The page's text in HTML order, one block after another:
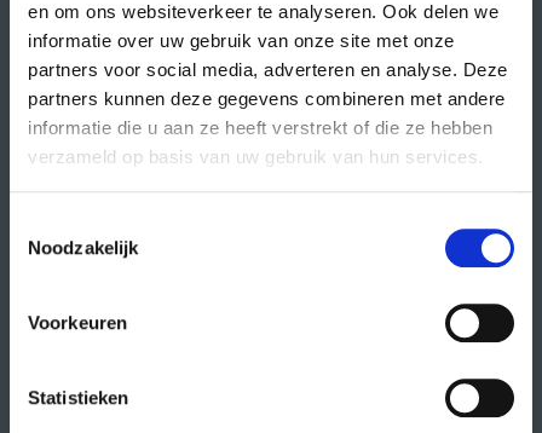
en om ons websiteverkeer te analyseren. Ook delen we
informatie over uw gebruik van onze site met onze
partners voor social media, adverteren en analyse. Deze
partners kunnen deze gegevens combineren met andere
informatie die u aan ze heeft verstrekt of die ze hebben
verzameld op basis van uw gebruik van hun services.
Noodzakelijk
Voorkeuren
Statistieken
direct naar
agenda